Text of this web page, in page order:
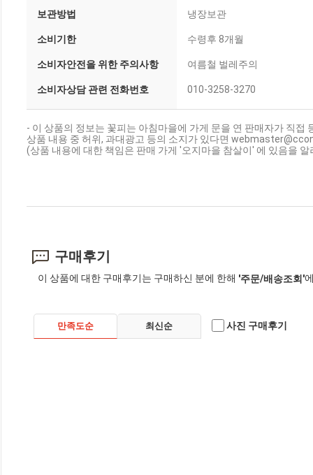
보관방법 냉장보관
소비기한 수령후 8개월
소비자안전을 위한 주의사항 여름철 벌레주의
소비자상담 관련 전화번호 010-3258-3270
- 이 상품의 정보는 꽃피는 아침마을에 가게 문을 연 판매자가 직접
상품 내용 중 허위, 과대광고 등의 소지가 있다면
(상품 내용에 대한 책임은 판매 가게 '오지마을 참살이' 에 있음을 알
구매후기
이 상품에 대한 구매후기는 구매하신 분에 한해 '주문/배송조회'
만족도순 최신순 사진 구매후기